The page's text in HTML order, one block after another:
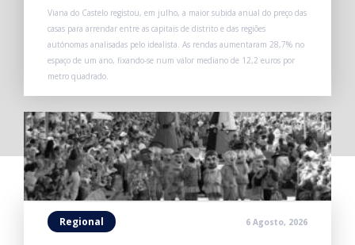
Viana do Castelo registou, em julho, a maior subida anual do preço das
casas para arrendar entre as capitais de distrito e das regiões
autónomas analisadas pelo idealista. As rendas aumentaram 28,7% no
espaço de um ano, fixando-se num valor mediano de 12,2 euros por
metro quadrado.
Regional 6 Agosto, 2026